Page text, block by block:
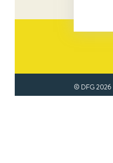
© DFG 2026